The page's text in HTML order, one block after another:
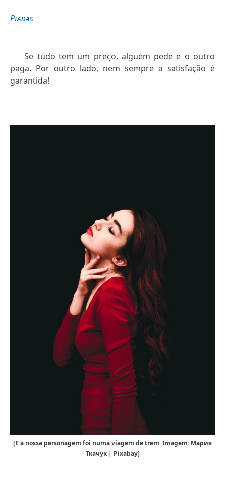
Piadas
Se tudo tem um preço, alguém pede e o outro
paga. Por outro lado, nem sempre a satisfação é
garantida!
[E a nossa personagem foi numa viagem de trem. Imagem: Мария
Ткачук | Pixabay]